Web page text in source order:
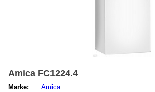
Amica FC1224.4
Marke:
Amica